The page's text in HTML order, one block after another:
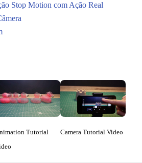
Stop Motion com Ação Real
Tutorial
Camera Tutorial Video